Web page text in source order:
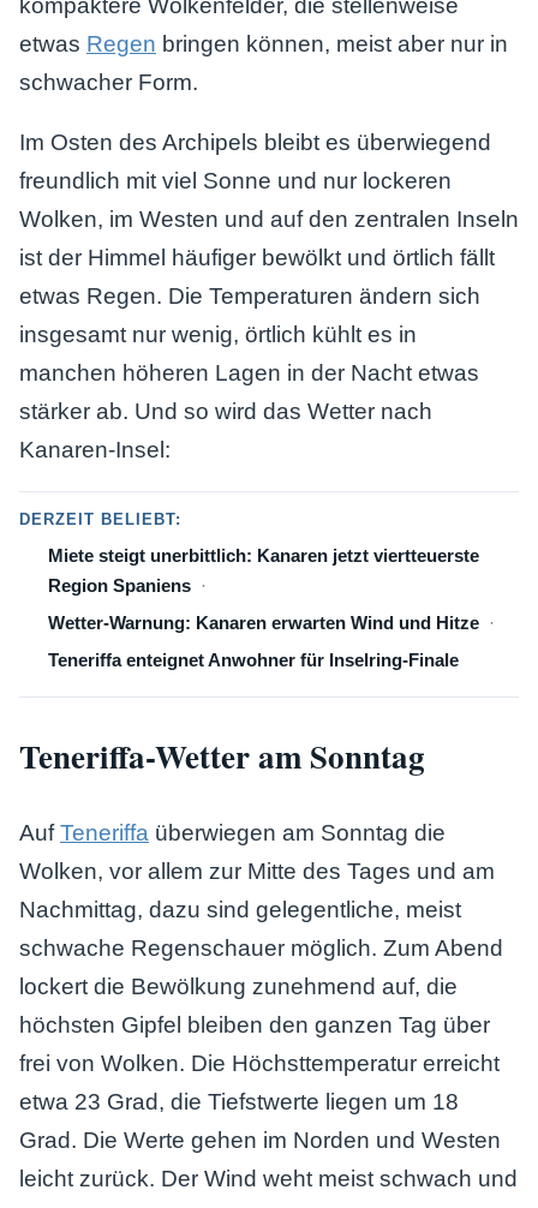
kompaktere Wolkenfelder, die stellenweise
etwas Regen bringen können, meist aber nur in
schwacher Form.
Im Osten des Archipels bleibt es überwiegend
freundlich mit viel Sonne und nur lockeren
Wolken, im Westen und auf den zentralen Inseln
ist der Himmel häufiger bewölkt und örtlich fällt
etwas Regen. Die Temperaturen ändern sich
insgesamt nur wenig, örtlich kühlt es in
manchen höheren Lagen in der Nacht etwas
stärker ab. Und so wird das Wetter nach
Kanaren-Insel:
DERZEIT BELIEBT:
Miete steigt unerbittlich: Kanaren jetzt viertteuerste
Region Spaniens
Wetter-Warnung: Kanaren erwarten Wind und Hitze
Teneriffa enteignet Anwohner für Inselring-Finale
Teneriffa-Wetter am Sonntag
AufTeneriffa überwiegen am Sonntag die
Wolken, vor allem zur Mitte des Tages und am
Nachmittag, dazu sind gelegentliche, meist
schwache Regenschauer möglich. Zum Abend
lockert die Bewölkung zunehmend auf, die
höchsten Gipfel bleiben den ganzen Tag über
frei von Wolken. Die Höchsttemperatur erreicht
etwa 23 Grad, die Tiefstwerte liegen um 18
Grad. Die Werte gehen im Norden und Westen
leicht zurück. Der Wind weht meist schwach und